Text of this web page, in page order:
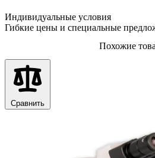
Индивидуальные условия
Гибкие цены и специальные
Похожие
Сравнить